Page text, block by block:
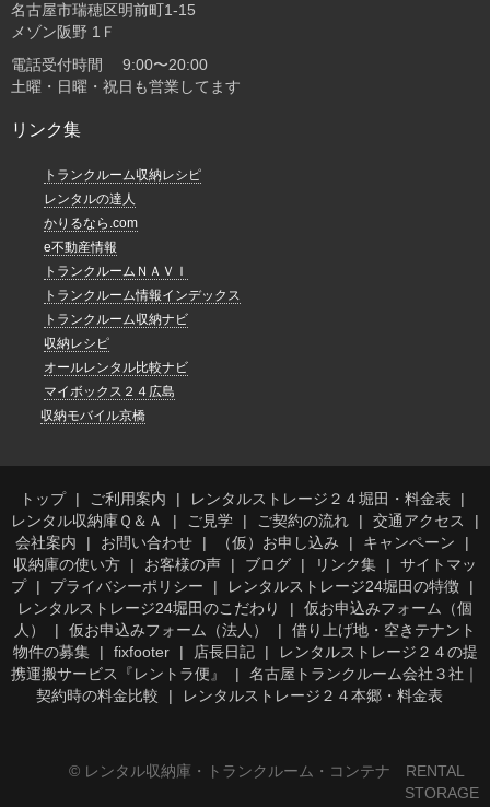
名古屋市瑞穂区明前町1-15
メゾン阪野 1Ｆ
電話受付時間 9:00〜20:00
土曜・日曜・祝日も営業してます
リンク集
トランクルーム収納レシピ
レンタルの達人
かりるなら.com
e不動産情報
トランクルームＮＡＶＩ
トランクルーム情報インデックス
トランクルーム収納ナビ
収納レシピ
オールレンタル比較ナビ
マイボックス２４広島
収納モバイル京橋
トップ ご利用案内
レンタルストレージ２４堀田・料金表
レンタル収納庫Ｑ＆Ａ
ご見学 ご契約の流れ
交通アクセス
会社案内
お問い合わせ （仮）お申し込み
キャンペーン
収納庫の使い方
お客様の声 ブログ リンク集
サイトマッ
プ
プライバシーポリシー
レンタルストレージ24堀田の特徴
レンタルストレージ24堀田のこだわり
仮お申込みフォーム（個
人）
仮お申込みフォーム（法人）
借り上げ地・空きテナント
物件の募集
fixfooter 店長日記
レンタルストレージ２４の提
携運搬サービス『レントラ便』
名古屋トランクルーム会社３社｜
契約時の料金比較
レンタルストレージ２４本郷・料金表
© レンタル収納庫・トランクルーム・コンテナ RENTAL
STORAGE